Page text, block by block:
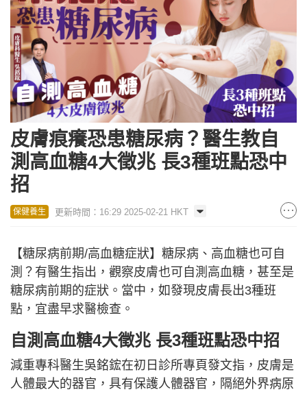
皮膚痕癢恐患糖尿病？醫生教自
測高血糖4大徵兆 長3種班點恐中
招
保健養生 更新時間：16:29 2025-02-21 HKT
【糖尿病前期/高血糖症狀】糖尿病、高血糖也可自
測？有醫生指出，觀察皮膚也可自測高血糖，甚至是
糖尿病前期的症狀。當中，如發現皮膚長出3種班
點，宜盡早求醫檢查。
自測高血糖4大徵兆 長3種班點恐中招
減重專科醫生吳銘鋐在初日診所專頁發文指，皮膚是
人體最大的器官，具有保護人體器官，隔絕外界病原